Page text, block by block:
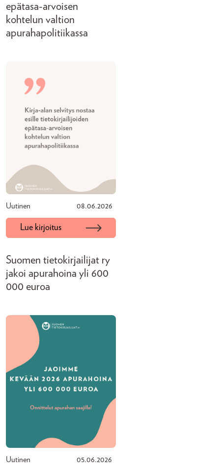
epätasa-arvoisen
kohtelun valtion
apurahapolitiikassa
Uutinen 08.06.2026
Lue kirjoitus
Suomen tietokirjailijat ry
jakoi apurahoina yli 600
000 euroa
Uutinen 05.06.2026